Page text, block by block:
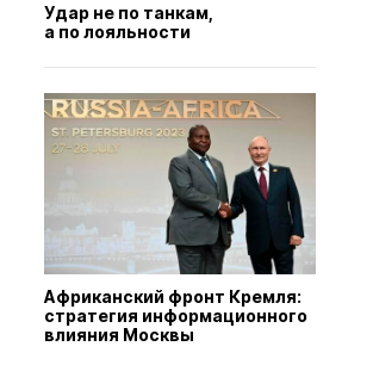
Удар не по танкам,
а по лояльности
Африканский фронт Кремля:
стратегия информационного
влияния Москвы